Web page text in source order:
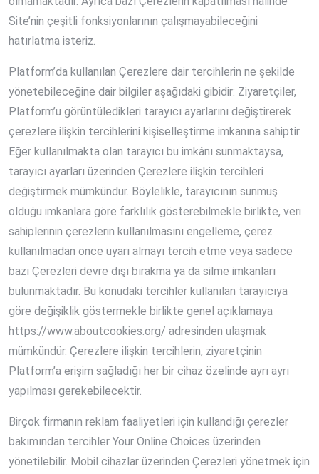
Site’nin çeşitli fonksiyonlarının çalışmayabileceğini
hatırlatma isteriz.
Platform’da kullanılan Çerezlere dair tercihlerin ne şekilde
yönetebileceğine dair bilgiler aşağıdaki gibidir: Ziyaretçiler,
Platform’u görüntüledikleri tarayıcı ayarlarını değiştirerek
çerezlere ilişkin tercihlerini kişiselleştirme imkanına sahiptir.
Eğer kullanılmakta olan tarayıcı bu imkânı sunmaktaysa,
tarayıcı ayarları üzerinden Çerezlere ilişkin tercihleri
değiştirmek mümkündür. Böylelikle, tarayıcının sunmuş
olduğu imkanlara göre farklılık gösterebilmekle birlikte, veri
sahiplerinin çerezlerin kullanılmasını engelleme, çerez
kullanılmadan önce uyarı almayı tercih etme veya sadece
bazı Çerezleri devre dışı bırakma ya da silme imkanları
bulunmaktadır. Bu konudaki tercihler kullanılan tarayıcıya
göre değişiklik göstermekle birlikte genel açıklamaya
https://www.aboutcookies.org/ adresinden ulaşmak
mümkündür. Çerezlere ilişkin tercihlerin, ziyaretçinin
Platform’a erişim sağladığı her bir cihaz özelinde ayrı ayrı
yapılması gerekebilecektir.
Birçok firmanın reklam faaliyetleri için kullandığı çerezler
bakımından tercihler Your Online Choices üzerinden
yönetilebilir. Mobil cihazlar üzerinden Çerezleri yönetmek için